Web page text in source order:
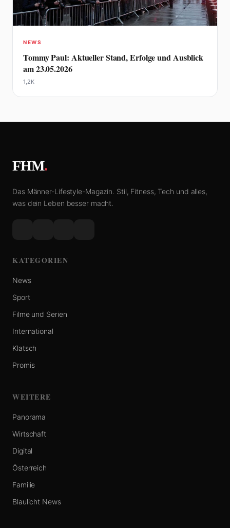
NEWS
Tommy Paul: Aktueller Stand, Erfolge und Ausblick
am 23.05.2026
1,2K
FHM.
Das Männer-Lifestyle-Magazin. Stil, Fitness, Tech und alles,
was dein Leben besser macht.
KATEGORIEN
News
Sport
Filme und Serien
International
Klatsch
Promis
WEITERE
Panorama
Wirtschaft
Digital
Österreich
Familie
Blaulicht News